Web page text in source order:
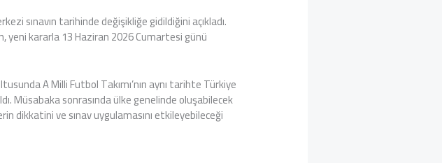
sınavın tarihinde değişikliğe gidildiğini açıkladı.
yeni kararla 13 Haziran 2026 Cumartesi günü
A Milli Futbol Takımı’nın aynı tarihte Türkiye
Müsabaka sonrasında ülke genelinde oluşabilecek
dikkatini ve sınav uygulamasını etkileyebileceği